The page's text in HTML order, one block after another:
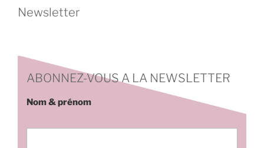
Newsletter
ABONNEZ-VOUS A LA NEWSLETTER
Nom & prénom